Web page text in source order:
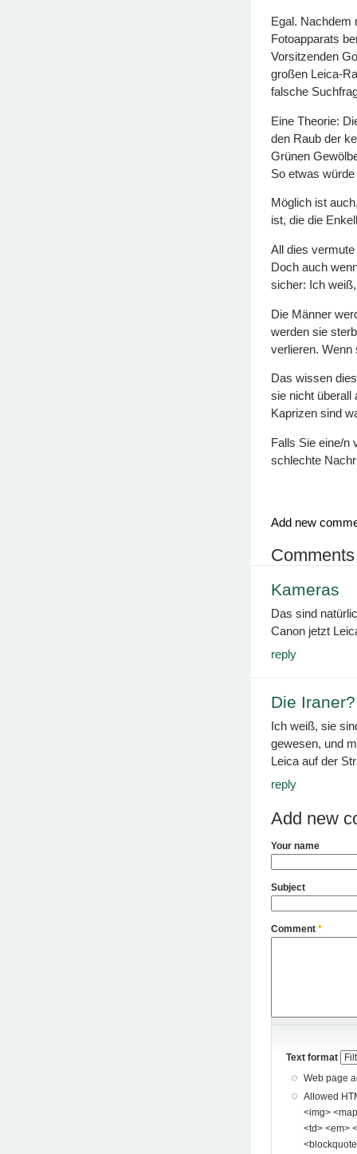
Egal. Nachdem
Fotoapparats
Vorsitzenden
großen Leica-
falsche
Eine Theorie:
den Raub der
Grünen
So etwas
Möglich ist
ist, die die
All dies
Doch auch
sicher: Ich
Die Männer
werden sie
verlieren. Wenn
Das wissen
sie nicht überall
Kaprizen sind
Falls Sie eine/n
schlechte
Add new
Comments
Kameras
Das sind
Canon jetzt
reply
Die Iraner?
Ich weiß, sie
gewesen, und
Leica auf der
reply
Add new
Your name
Subject
Comment *
Text format
Web page
Allowed HTML tags: <a> <p> <span> <div>
<img> <map> <area> <hr> <br>
<td> <em> <b> <u> <i>
<blockquote> <pre>